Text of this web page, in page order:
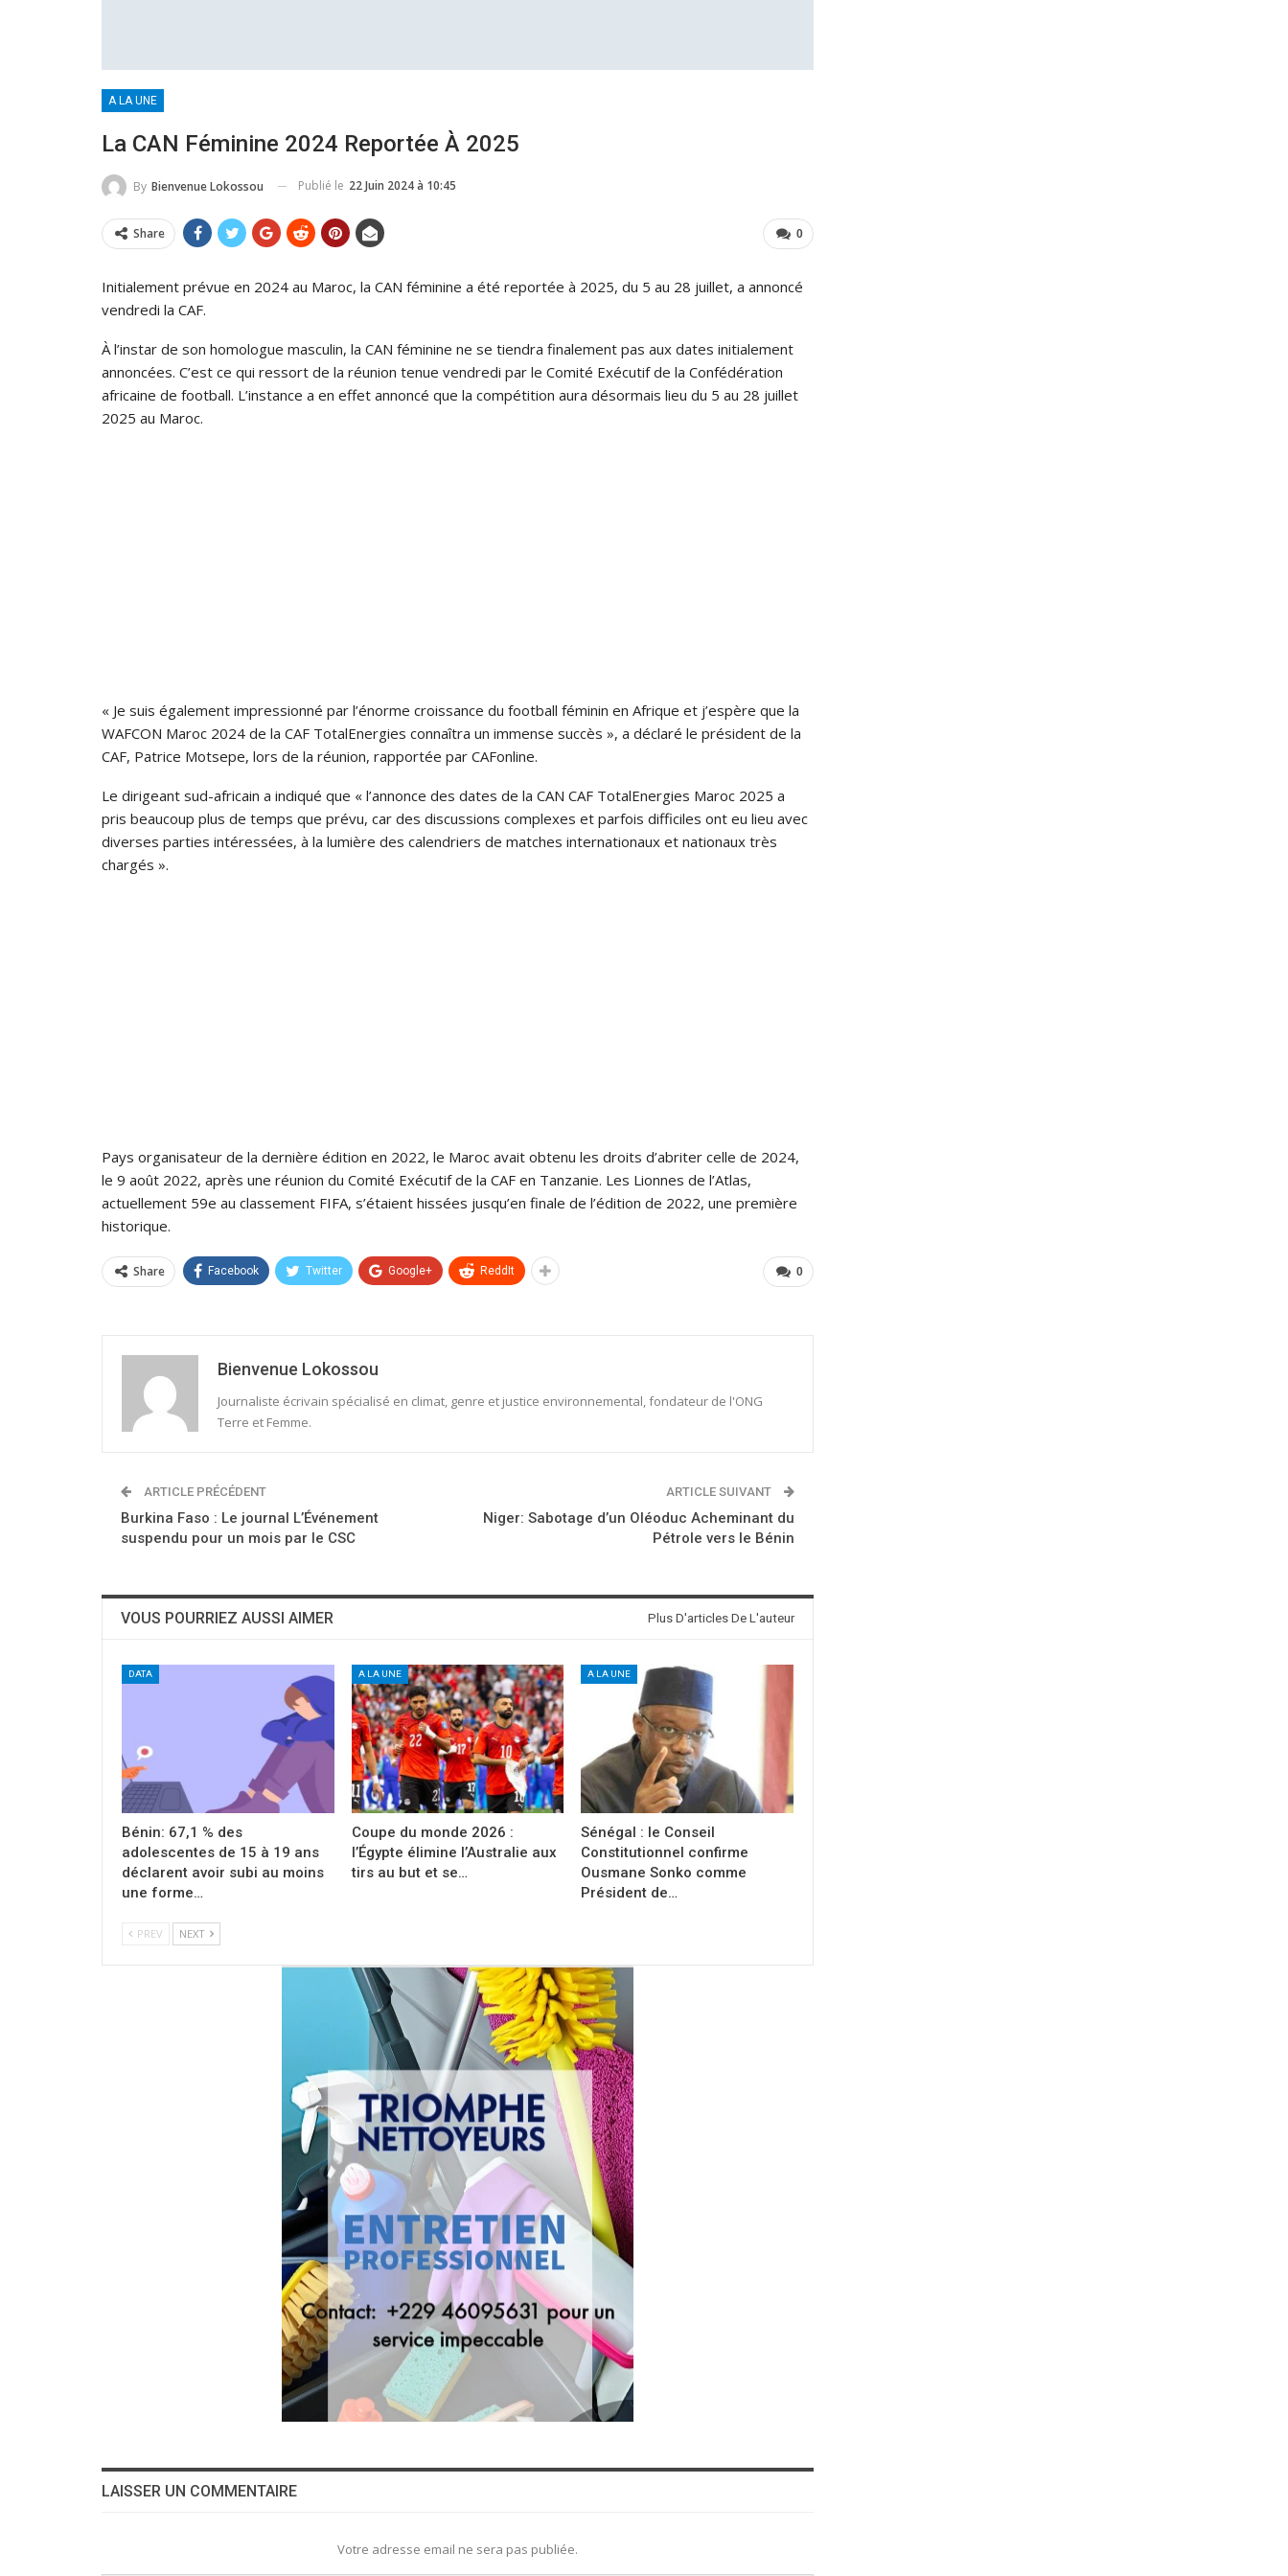
A LA UNE
La CAN Féminine 2024 Reportée À 2025
By Bienvenue Lokossou Publié le 22 Juin 2024 à 10:45
0
Share
Initialement prévue en 2024 au Maroc, la CAN féminine a été reportée à 2025, du 5 au 28 juillet, a annoncé
vendredi la CAF.
À l’instar de son homologue masculin, la CAN féminine ne se tiendra finalement pas aux dates initialement
annoncées. C’est ce qui ressort de la réunion tenue vendredi par le Comité Exécutif de la Confédération
africaine de football. L’instance a en effet annoncé que la compétition aura désormais lieu du 5 au 28 juillet
2025 au Maroc.
« Je suis également impressionné par l’énorme croissance du football féminin en Afrique et j’espère que la
WAFCON Maroc 2024 de la CAF TotalEnergies connaîtra un immense succès », a déclaré le président de la
CAF, Patrice Motsepe, lors de la réunion, rapportée par CAFonline.
Le dirigeant sud-africain a indiqué que « l’annonce des dates de la CAN CAF TotalEnergies Maroc 2025 a
pris beaucoup plus de temps que prévu, car des discussions complexes et parfois difficiles ont eu lieu avec
diverses parties intéressées, à la lumière des calendriers de matches internationaux et nationaux très
chargés ».
Pays organisateur de la dernière édition en 2022, le Maroc avait obtenu les droits d’abriter celle de 2024,
le 9 août 2022, après une réunion du Comité Exécutif de la CAF en Tanzanie. Les Lionnes de l’Atlas,
actuellement 59e au classement FIFA, s’étaient hissées jusqu’en finale de l’édition de 2022, une première
historique.
0
Share Facebook Twitter Google+ ReddIt
Bienvenue Lokossou
Journaliste écrivain spécialisé en climat, genre et justice environnemental, fondateur de l'ONG
Terre et Femme.
ARTICLE PRÉCÉDENT
Burkina Faso : Le journal L’Événement
suspendu pour un mois par le CSC
ARTICLE SUIVANT
Niger: Sabotage d’un Oléoduc Acheminant du
Pétrole vers le Bénin
VOUS POURRIEZ AUSSI AIMER Plus D'articles De L'auteur
DATA
Bénin: 67,1 % des
adolescentes de 15 à 19 ans
déclarent avoir subi au moins
une forme…
A LA UNE
Coupe du monde 2026 :
l’Égypte élimine l’Australie aux
tirs au but et se…
A LA UNE
Sénégal : le Conseil
Constitutionnel confirme
Ousmane Sonko comme
Président de…
PREV NEXT
LAISSER UN COMMENTAIRE
Votre adresse email ne sera pas publiée.